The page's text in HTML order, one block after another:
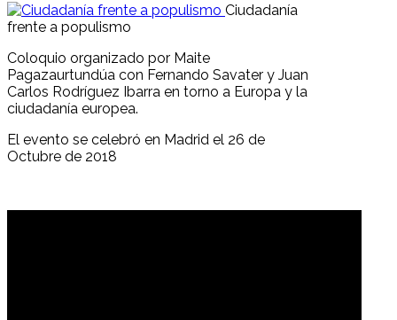
Ciudadanía
frente a populismo
Coloquio organizado por Maite
Pagazaurtundúa con Fernando Savater y Juan
Carlos Rodríguez Ibarra en torno a Europa y la
ciudadanía europea.
El evento se celebró en Madrid el 26 de
Octubre de 2018